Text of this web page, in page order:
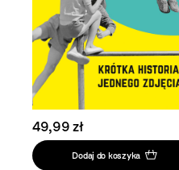
49,99 zł
Dodaj do koszyka